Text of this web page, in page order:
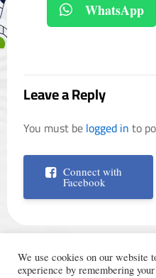
WhatsApp
Leave a Reply
You must belogged into
Connect with
Facebook
We use cookies on our website
experience by remembering